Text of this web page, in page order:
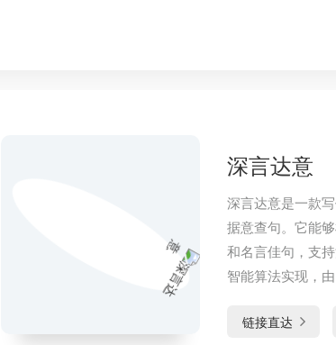
深言达意
深言达意是一款
据意查句。它能
和名言佳句，支
智能算法实现，
链接直达